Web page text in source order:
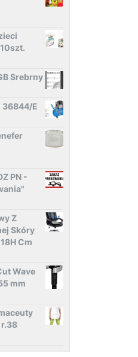
Srebrny
E
PN -
Z
Skóry
Cm
Wave
mm